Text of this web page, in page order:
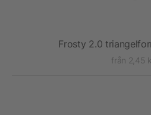
Frosty 2.0
från 2,45